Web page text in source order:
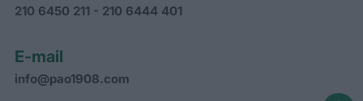
210 6450 211 - 210 6444 401
E-mail
info@pao1908.com